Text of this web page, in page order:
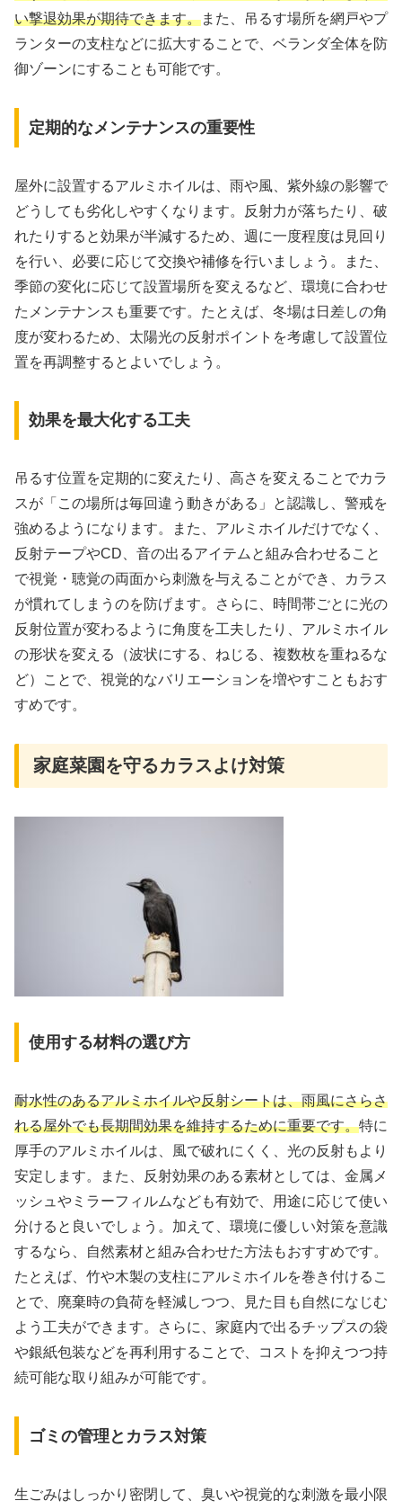
い撃退効果が期待できます。また、吊るす場所を網戸やプ
ランターの支柱などに拡大することで、ベランダ全体を防
御ゾーンにすることも可能です。
定期的なメンテナンスの重要性
屋外に設置するアルミホイルは、雨や風、紫外線の影響で
どうしても劣化しやすくなります。反射力が落ちたり、破
れたりすると効果が半減するため、週に一度程度は見回り
を行い、必要に応じて交換や補修を行いましょう。また、
季節の変化に応じて設置場所を変えるなど、環境に合わせ
たメンテナンスも重要です。たとえば、冬場は日差しの角
度が変わるため、太陽光の反射ポイントを考慮して設置位
置を再調整するとよいでしょう。
効果を最大化する工夫
吊るす位置を定期的に変えたり、高さを変えることでカラ
スが「この場所は毎回違う動きがある」と認識し、警戒を
強めるようになります。また、アルミホイルだけでなく、
反射テープやCD、音の出るアイテムと組み合わせること
で視覚・聴覚の両面から刺激を与えることができ、カラス
が慣れてしまうのを防げます。さらに、時間帯ごとに光の
反射位置が変わるように角度を工夫したり、アルミホイル
の形状を変える（波状にする、ねじる、複数枚を重ねるな
ど）ことで、視覚的なバリエーションを増やすこともおす
すめです。
家庭菜園を守るカラスよけ対策
使用する材料の選び方
耐水性のあるアルミホイルや反射シートは、雨風にさらさ
れる屋外でも長期間効果を維持するために重要です。特に
厚手のアルミホイルは、風で破れにくく、光の反射もより
安定します。また、反射効果のある素材としては、金属メ
ッシュやミラーフィルムなども有効で、用途に応じて使い
分けると良いでしょう。加えて、環境に優しい対策を意識
するなら、自然素材と組み合わせた方法もおすすめです。
たとえば、竹や木製の支柱にアルミホイルを巻き付けるこ
とで、廃棄時の負荷を軽減しつつ、見た目も自然になじむ
よう工夫ができます。さらに、家庭内で出るチップスの袋
や銀紙包装などを再利用することで、コストを抑えつつ持
続可能な取り組みが可能です。
ゴミの管理とカラス対策
生ごみはしっかり密閉して、臭いや視覚的な刺激を最小限